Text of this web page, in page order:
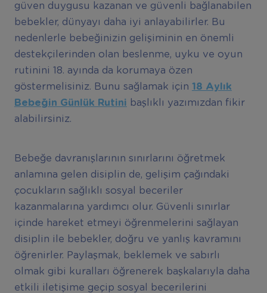
güven duygusu kazanan ve güvenli bağlanabilen
bebekler, dünyayı daha iyi anlayabilirler. Bu
nedenlerle bebeğinizin gelişiminin en önemli
destekçilerinden olan beslenme, uyku ve oyun
rutinini 18. ayında da korumaya özen
göstermelisiniz. Bunu sağlamak için 18 Ayl ık
Bebeğin Günlük Rutini başlıklı yazımızdan fikir
alabilirsiniz.
Bebeğe davranışlarının sınırlarını öğretmek
anlamına gelen disiplin de, gelişim çağındaki
çocukların sağlıklı sosyal beceriler
kazanmalarına yardımcı olur. Güvenli sınırlar
içinde hareket etmeyi öğrenmelerini sağlayan
disiplin ile bebekler, doğru ve yanlış kavramını
öğrenirler. Paylaşmak, beklemek ve sabırlı
olmak gibi kuralları öğrenerek başkalarıyla daha
etkili iletişime geçip sosyal becerilerini